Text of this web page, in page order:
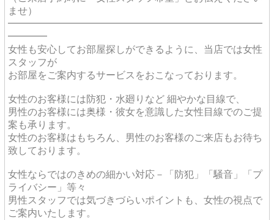
ませ）
━━━━━━━━━━━━━━━━━━━━━━━━━━
━━━━
女性も安心してお部屋探しができるように、当店では女性
スタッフが
お部屋をご案内するサービスをおこなっております。
女性のお客様には防犯・水廻りなど 細やかな目線で、
男性のお客様には奥様・彼女を意識した女性目線でのご提
案も承ります。
女性のお客様はもちろん、男性のお客様のご来店もお待ち
致しております。
女性ならではのきめの細かい対応－「防犯」「騒音」「プ
ライバシー」等々
男性スタッフでは気づきづらいポイントも、女性の視点で
ご案内いたします。